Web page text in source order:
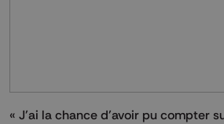
« J’ai la chance d’avoir pu compter